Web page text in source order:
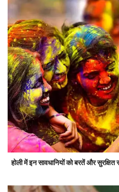
होली में इन सावधानियों को बरतें और सुरक्षित